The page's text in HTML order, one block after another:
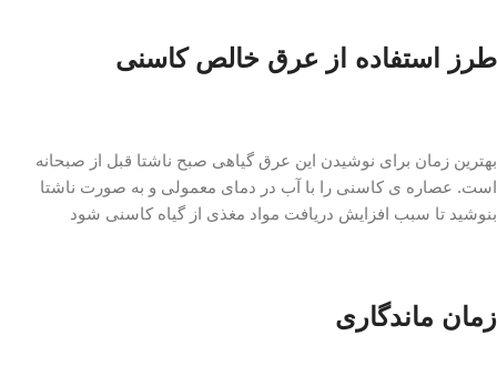
طرز استفاده از عرق خالص کاسنی
بهترین زمان برای نوشیدن این عرق گیاهی صبح ناشتا قبل از صبحانه
است. عصاره ی کاسنی را با آب در دمای معمولی و به صورت ناشتا
بنوشید تا سبب افزایش دریافت مواد مغذی از گیاه کاسنی شود
زمان ماندگاری